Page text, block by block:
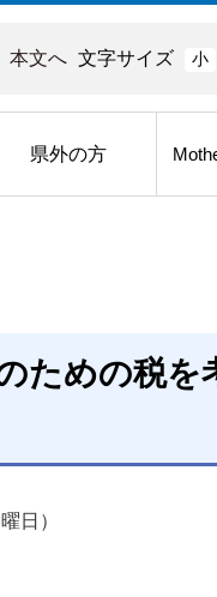
本文へ 文字サイズ 小
県外の方
ための税を
日）